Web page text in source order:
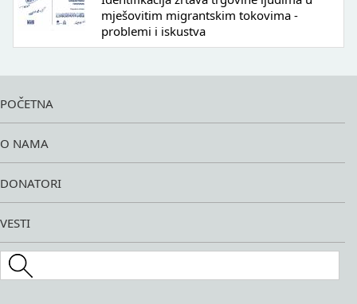
mješovitim migrantskim tokovima -
problemi i iskustva
POČETNA
O NAMA
DONATORI
VESTI
Search this site